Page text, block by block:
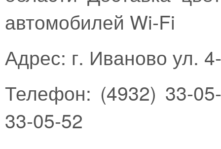
автомобилей Wi-Fi
Адрес: г. Иваново ул.
Телефон: (4932) 33-
33-05-52